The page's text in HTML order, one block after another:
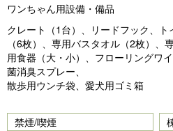
ワンちゃん用設備・備品
クレート（1台）、リードフック、
（6枚）、専用バスタオル（2枚）、
用食器（大・小）、フローリングワ
菌消臭スプレー、
散歩用ウンチ袋、愛犬用ゴミ箱
禁煙/喫煙